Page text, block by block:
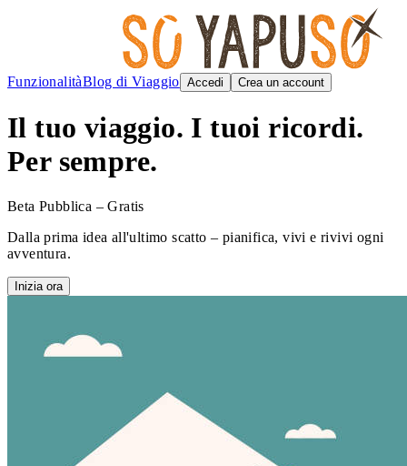
FunzionalitàBlog di Viaggio Accedi Crea un account
Il tuo viaggio. I tuoi ricordi.
Per sempre.
Beta Pubblica – Gratis
Dalla prima idea all'ultimo scatto – pianifica, vivi e rivivi ogni
avventura.
Inizia ora